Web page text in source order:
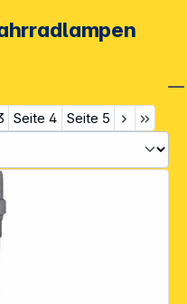
Seite 4 Seite 5